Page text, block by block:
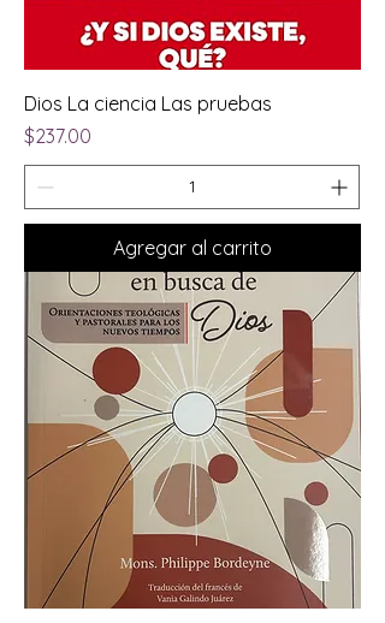
Dios La ciencia Las pruebas
Precio
$237.00
Agregar al carrito